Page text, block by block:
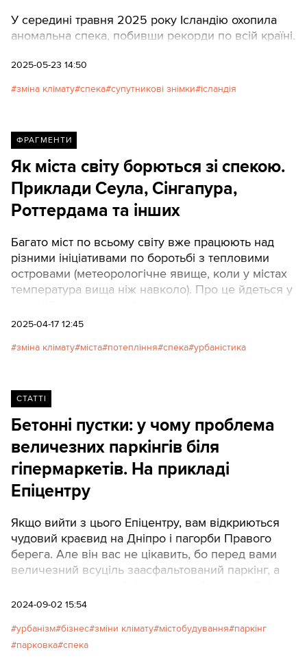
У середині травня 2025 року Ісландію охопила
аномальна спека, побивши рекорди по всій країні.
2025-05-23 14:50
зміна клімату спека супутникові знімки ісландія
ФРАГМЕНТИ
Як міста світу борються зі спекою.
Приклади Сеула, Сінгапура,
Роттердама та інших
Багато міст по всьому світу вже працюють над
різними ініціативами по боротьбі з тепловими
островами (метеорологічне явище, коли у містах
температура вища ніж навколо). Про це йдеться у
Nación. Texty.org.ua переказують основне.
2025-04-17 12:45
зміна клімату міста потепління спека урбаністика
СТАТТІ
Бетонні пустки: у чому проблема
величезних паркінгів біля
гіпермаркетів. На прикладі
Епіцентру
Якщо вийти з цього Епіцентру, вам відкриються
чудовий краєвид на Дніпро і пагорби Правого
берега. Але він вас не цікавить, бо перед вами
величезний всуціль заасфальтований паркінг, а
асфальт нагрівається так, що хочеться дихати
бути ще одне приємне й затишне місце.
2024-09-02 15:54
урбанізм бізнес зміни клімату містобудування паркінг
парковка спека